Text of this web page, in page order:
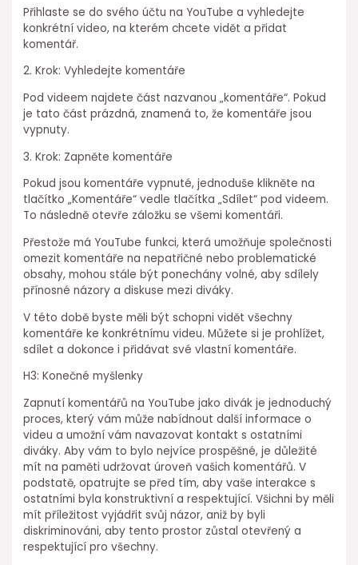
Přihlaste se do svého účtu na YouTube a vyhledejte
konkrétní video, na kterém chcete vidět a přidat
komentář.
2. Krok: Vyhledejte komentáře
Pod videem najdete část nazvanou „komentáře“. Pokud
je tato část prázdná, znamená to, že komentáře jsou
vypnuty.
3. Krok: Zapněte komentáře
Pokud jsou komentáře vypnuté, jednoduše klikněte na
tlačítko „Komentáře“ vedle tlačítka „Sdílet“ pod videem.
To následně otevře záložku se všemi komentáři.
Přestože má YouTube funkci, která umožňuje společnosti
omezit komentáře na nepatřičné nebo problematické
obsahy, mohou stále být ponechány volné, aby sdílely
přínosné názory a diskuse mezi diváky.
V této době byste měli být schopni vidět všechny
komentáře ke konkrétnímu videu. Můžete si je prohlížet,
sdílet a dokonce i přidávat své vlastní komentáře.
H3: Konečné myšlenky
Zapnutí komentářů na YouTube jako divák je jednoduchý
proces, který vám může nabídnout další informace o
videu a umožní vám navazovat kontakt s ostatními
diváky. Aby vám to bylo nejvíce prospěšné, je důležité
mít na paměti udržovat úroveň vašich komentářů. V
podstatě, opatrujte se před tím, aby vaše interakce s
ostatními byla konstruktivní a respektující. Všichni by měli
mít příležitost vyjádřit svůj názor, aniž by byli
diskriminováni, aby tento prostor zůstal otevřený a
respektující pro všechny.